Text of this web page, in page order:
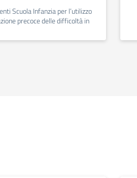
Scuola Infanzia per l’utilizzo
precoce delle difficoltà in